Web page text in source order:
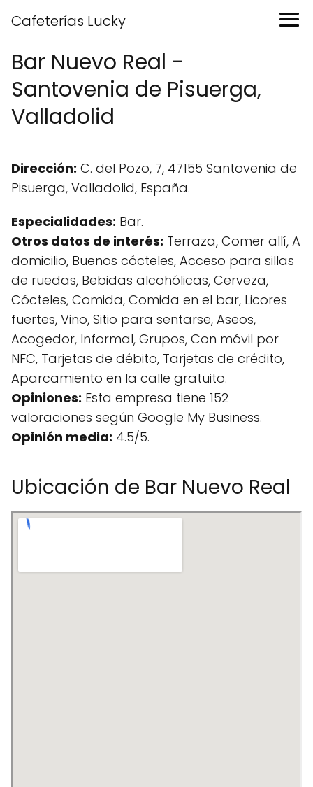
Cafeterías Lucky
Bar Nuevo Real -
Santovenia de Pisuerga,
Valladolid
Dirección: C. del Pozo, 7, 47155 Santovenia de
Pisuerga, Valladolid, España.
Especialidades: Bar.
Otros datos de interés: Terraza, Comer allí, A
domicilio, Buenos cócteles, Acceso para sillas
de ruedas, Bebidas alcohólicas, Cerveza,
Cócteles, Comida, Comida en el bar, Licores
fuertes, Vino, Sitio para sentarse, Aseos,
Acogedor, Informal, Grupos, Con móvil por
NFC, Tarjetas de débito, Tarjetas de crédito,
Aparcamiento en la calle gratuito.
Opiniones: Esta empresa tiene 152
valoraciones según Google My Business.
Opinión media: 4.5/5.
Ubicación de Bar Nuevo Real